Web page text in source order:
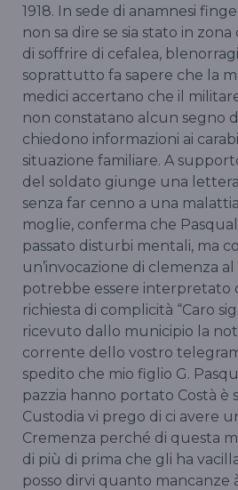
1918. In sede di anamnesi
non sa dire se sia stato in
di soffrire di cefalea,
soprattutto fa sapere che la
medici accertano che il
non constatano alcun segno
chiedono informazioni ai
situazione familiare. A
del soldato giunge una
senza far cenno a una
moglie, conferma che
passato disturbi mentali, ma
un’invocazione di clemenza
potrebbe essere interpretato
richiesta di complicità “Caro
ricevuto dallo municipio la
corrente dello vostro
spedito che mio figlio G.
pazzia hanno portato Costà è
Custodia vi prego di ci avere
Cremenza perché di questa
di più di prima che gli ha
posso dirvi quanto mancanze